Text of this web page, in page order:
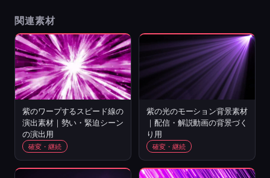
関連素材
紫のワープするスピード線の
演出素材｜勢い・緊迫シーン
の演出用
確変・継続
紫の光のモーション背景素材
｜配信・解説動画の背景づく
り用
確変・継続